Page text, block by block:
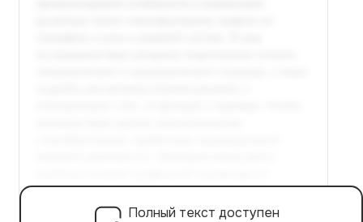
Полный текст доступен